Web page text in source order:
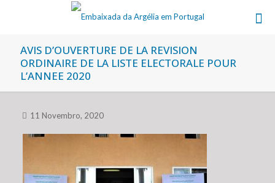
AVIS D’OUVERTURE DE LA REVISION
ORDINAIRE DE LA LISTE ELECTORALE POUR
L’ANNEE 2020
11 Novembro, 2020